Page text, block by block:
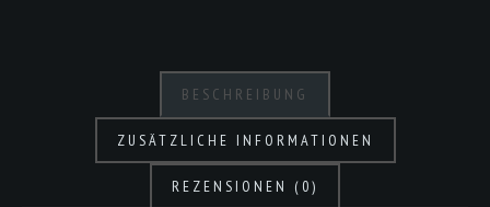
BESCHREIBUNG
ZUSÄTZLICHE INFORMATIONEN
REZENSIONEN (0)